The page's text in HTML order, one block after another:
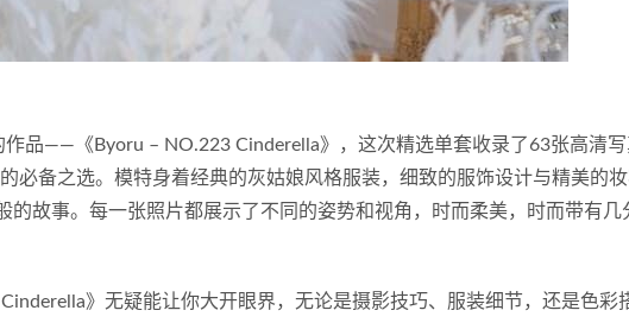
品——《Byoru – NO.223 Cinderella》，这次精选单套收录了63张高清
必备之选。模特身着经典的灰姑娘风格服装，细致的服饰设计与精美的
的故事。每一张照片都展示了不同的姿势和视角，时而柔美，时而带有几
》无疑能让你大开眼界，无论是摄影技巧、服装细节，还是色彩